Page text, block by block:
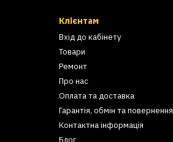
Клієнтам
Вхід до кабінету
Товари
Ремонт
Про нас
Оплата та доставка
Гарантія, обмін та повернення
Контактна інформація
Блог